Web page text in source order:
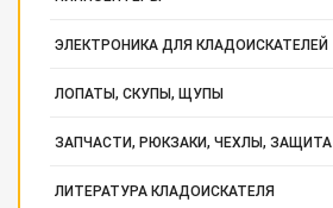
ЭЛЕКТРОНИКА ДЛЯ КЛАДОИСКАТЕЛЕЙ
ЛОПАТЫ, СКУПЫ, ЩУПЫ
ЗАПЧАСТИ, РЮКЗАКИ, ЧЕХЛЫ, ЗАЩИТА
ЛИТЕРАТУРА КЛАДОИСКАТЕЛЯ